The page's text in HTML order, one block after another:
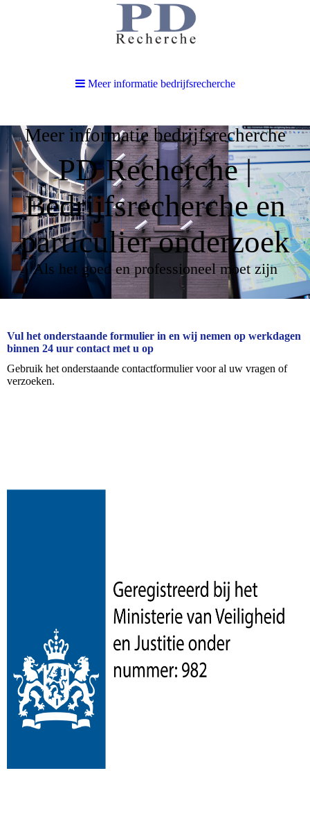
Meer informatie bedrijfsrecherche
PD Recherche |
Bedrijfsrecherche en
particulier onderzoek
Als het goed en professioneel moet zijn
Vul het onderstaande formulier in en wij nemen op werkdagen
binnen 24 uur contact met u op
Gebruik het onderstaande contactformulier voor al uw vragen of
verzoeken.
Meer informatie bedrijfsrecherche